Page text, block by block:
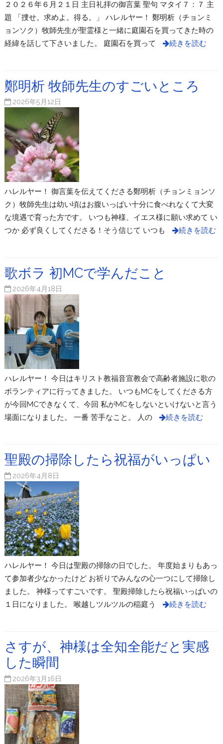
２０２６年６月２１日 主日礼拝の御言葉 聖句 マタイ７：７ 主
題 「捜せ。求めよ。得る。」 ハレルヤー！ 鄭明析（チョンミ
ョンソク）牧師先生が聖霊様と一緒に庭園石を買ってきた時の
経緯を話して下さいました。 庭園石を買って
続きを読む
鄭明析 牧師先生のすごいところ
2026年5月12日
ハレルヤー！ 御言葉を伝えてくださる鄭明析（チョンミョンソ
ク）牧師先生は幼い頃はお腹いっぱい十分に食べれなくて大変
な境遇で育った方です。 いつも神様、イエス様に願い求めて い
つか 必ず良くしてくださる！そう信じて いつも
続きを読む
歌ボラ 初MCで学んだこと
2026年4月18日
ハレルヤー！ 今日はキリスト教福音宣教会で高齢者施設に歌の
ボランティアに行ってきました。 いつもMCをしてくださる方
が今回MCできなくて、今回 私がMCをしないといけないと言う
場面になりました。 一番 苦手なこと。 人の
続きを読む
聖殿の掃除したら祝福がいっぱい
2026年4月8日
ハレルヤー！ 今日は聖殿の掃除の日でした。 年度始まりもあっ
て参加者少なかったけど お祈りでみんなの心一つにして掃除し
ました。 神様ってすごいです。 聖殿掃除したら祝福いっぱいの
１日になりました。 喉越しツルツルの稲庭う
続きを読む
さすが、神様は全知全能だと実感
した瞬間
2026年3月16日